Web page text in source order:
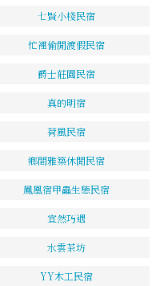
七賢小棧民宿
忙裡偷閒渡假民宿
爵士莊園民宿
真的明宿
荷風民宿
鄉間雅築休閒民宿
鳳凰宿甲蟲生態民宿
宜然巧遇
水雲茶坊
YY木工民宿